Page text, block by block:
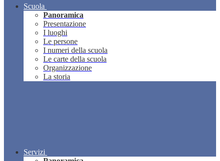
Scuola
Panoramica
Presentazione
I luoghi
Le persone
I numeri della scuola
Le carte della scuola
Organizzazione
La storia
Servizi